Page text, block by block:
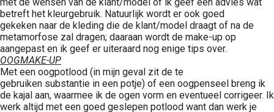
betreft het kleurgebruik. Natuurlijk wordt er ook goed
gekeken naar de kleding die de klant/model draagt of na de
metamorfose zal dragen; daaraan wordt de make-up op
aangepast en ik geef er uiteraard nog enige tips over.
OOGMAKE-UP
Met een oogpotlood (in mijn geval zit de te
gebruiken substantie in een potje) of een oogpenseel breng ik
de kajal aan, waarmee ik de ogen vorm en eventueel corrigeer. Ik
werk altijd met een goed geslepen potlood want dan werk je